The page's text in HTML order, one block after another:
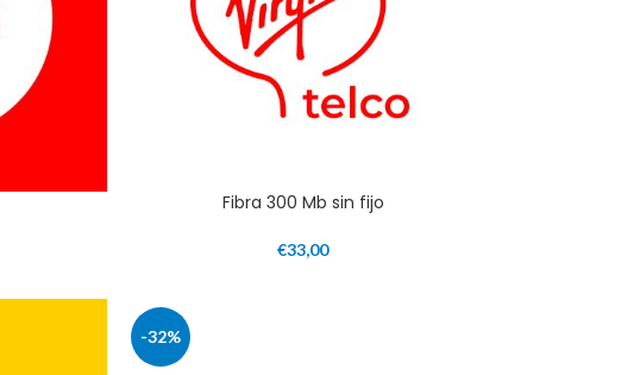
Fibra 300 Mb sin fijo
€33,00
-32%